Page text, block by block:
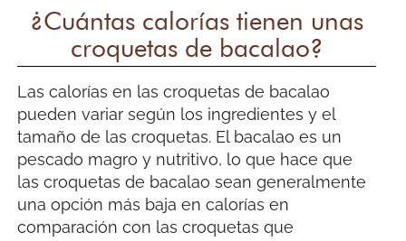
¿Cuántas calorías tienen unas
croquetas de bacalao?
Las calorías en las croquetas de bacalao
pueden variar según los ingredientes y el
tamaño de las croquetas. El bacalao es un
pescado magro y nutritivo, lo que hace que
las croquetas de bacalao sean generalmente
una opción más baja en calorías en
comparación con las croquetas que